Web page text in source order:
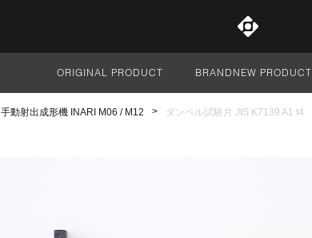
サイト全体
ORIGINAL PRODUCT BRANDNEW PRODUCT
手動射出成形機 INARI M06 / M12 ダンベル試験片 JIS K7139 A1 t4